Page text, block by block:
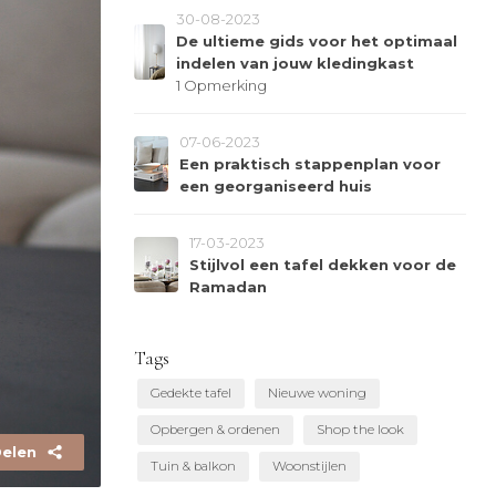
30-08-2023
De ultieme gids voor het optimaal
indelen van jouw kledingkast
1 Opmerking
07-06-2023
Een praktisch stappenplan voor
een georganiseerd huis
17-03-2023
Stijlvol een tafel dekken voor de
Ramadan
Tags
Gedekte tafel Nieuwe woning
Opbergen & ordenen Shop the look
Tuin & balkon Woonstijlen